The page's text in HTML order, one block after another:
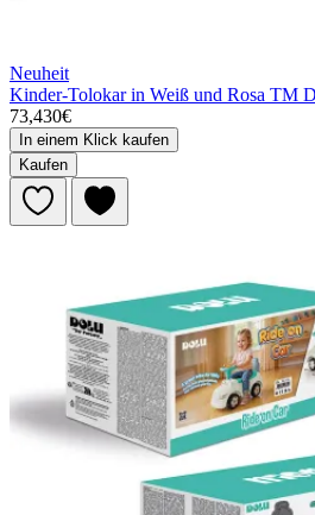
Neuheit
Kinder-Tolokar in Weiß und Rosa TM
73,430€
In einem Klick kaufen
Kaufen